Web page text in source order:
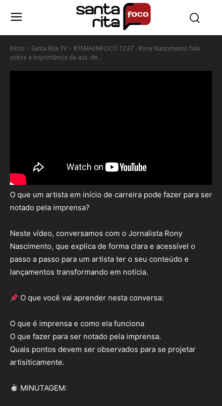
Início Santa Rita TV
#TEMAEMFOCO T2:E7 - Rony Nascimento fala
sobre a importância da ass. de...
O que um artista em início de carreira pode fazer para ser
notado pela imprensa?
Neste vídeo, conversamos com o Jornalista Rony
Nascimento, que explica de forma clara e acessível o
passo a passo para um artista ter o seu conteúdo e
lançamentos transformando em notícia.
O que você vai aprender nesta conversa:
O que é imprensa e como ela funciona
O que fazer para ser notado pela imprensa.
Quais pontos devem ser observados para se projetar
artisiticamente.
MINUTAGEM: